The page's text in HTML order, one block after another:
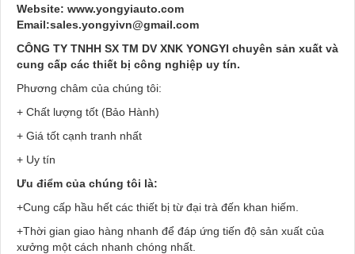
Website: www.yongyiauto.com
Email:sales.yongyivn@gmail.com
CÔNG TY TNHH SX TM DV XNK YONGYI chuyên sản xuất và
cung cấp các thiết bị công nghiệp uy tín.
Phương châm của chúng tôi:
+ Chất lượng tốt (Bảo Hành)
+ Giá tốt cạnh tranh nhất
+ Uy tín
Ưu điểm của chúng tôi là:
+Cung cấp hầu hết các thiết bị từ đại trà đến khan hiếm.
+Thời gian giao hàng nhanh để đáp ứng tiến độ sản xuất của
xưởng một cách nhanh chóng nhất.